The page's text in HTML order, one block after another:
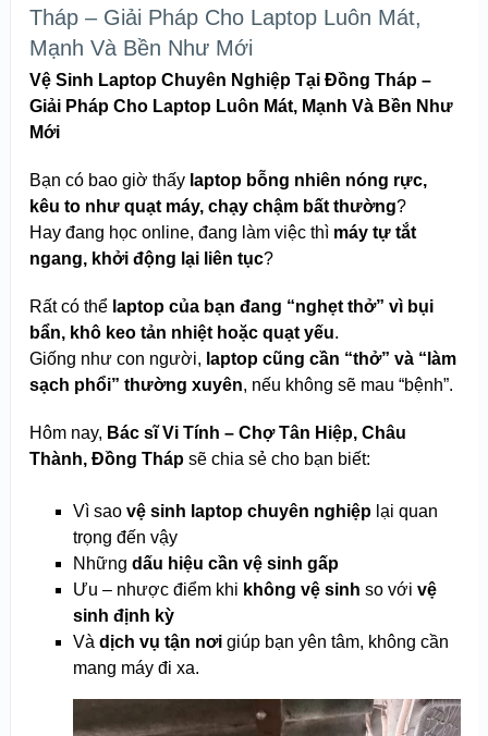
Tháp – Giải Pháp Cho Laptop Luôn Mát,
Mạnh Và Bền Như Mới
Vệ Sinh Laptop Chuyên Nghiệp Tại Đồng Tháp –
Giải Pháp Cho Laptop Luôn Mát, Mạnh Và Bền Như
Mới
Bạn có bao giờ thấy laptop bỗng nhiên nóng rực,
kêu to như quạt máy, chạy chậm bất thường?
Hay đang học online, đang làm việc thì máy tự tắt
ngang, khởi động lại liên tục?
Rất có thể laptop của bạn đang “nghẹt thở” vì bụi
bẩn, khô keo tản nhiệt hoặc quạt yếu.
Giống như con người, laptop cũng cần “thở” và “làm
sạch phổi” thường xuyên, nếu không sẽ mau “bệnh”.
Hôm nay, Bác sĩ Vi Tính – Chợ Tân Hiệp, Châu
Thành, Đồng Thápsẽ chia sẻ cho bạn biết:
Vì sao vệ sinh laptop chuyên nghiệplại quan
trọng đến vậy
Những dấu hiệu cần vệ sinh gấp
Ưu – nhược điểm khi không vệ sinh so với vệ
sinh định kỳ
Và dịch vụ tận nơigiúp bạn yên tâm, không cần
mang máy đi xa.